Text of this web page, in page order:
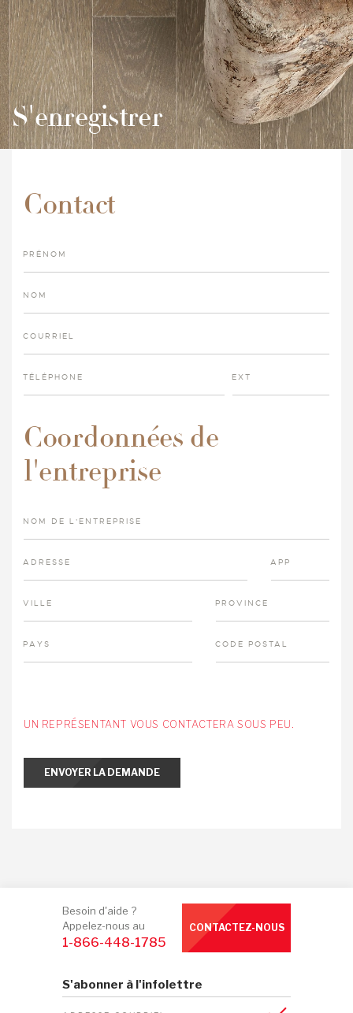
S'enregistrer
Contact
PRÉNOM
NOM
COURRIEL
TÉLÉPHONE EXT
Coordonnées de
l'entreprise
NOM DE L'ENTREPRISE
ADRESSE APP
VILLE PROVINCE
PAYS CODE POSTAL
UN REPRÉSENTANT VOUS CONTACTERA SOUS PEU.
ENVOYER LA DEMANDE
S'abonner à l'infolettre
Besoin d'aide ?
Appelez-nous au
1-866-448-1785
CONTACTEZ-NOUS